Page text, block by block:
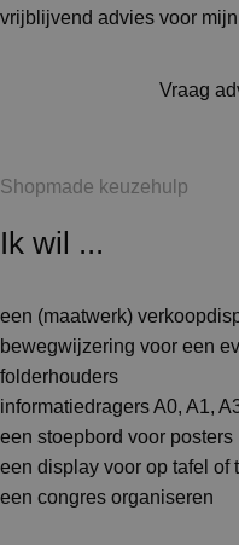
vrijblijvend advies voor
Vraag
Shopmade keuzehulp
Ik wil ...
een (maatwerk)
bewegwijzering voor een
folderhouders
informatiedragers A0, A1,
een stoepbord voor posters
een display voor op tafel of
een congres organiseren